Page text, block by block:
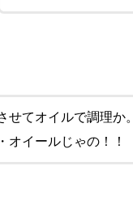
せてオイルで調理か。
オイールじゃの！！